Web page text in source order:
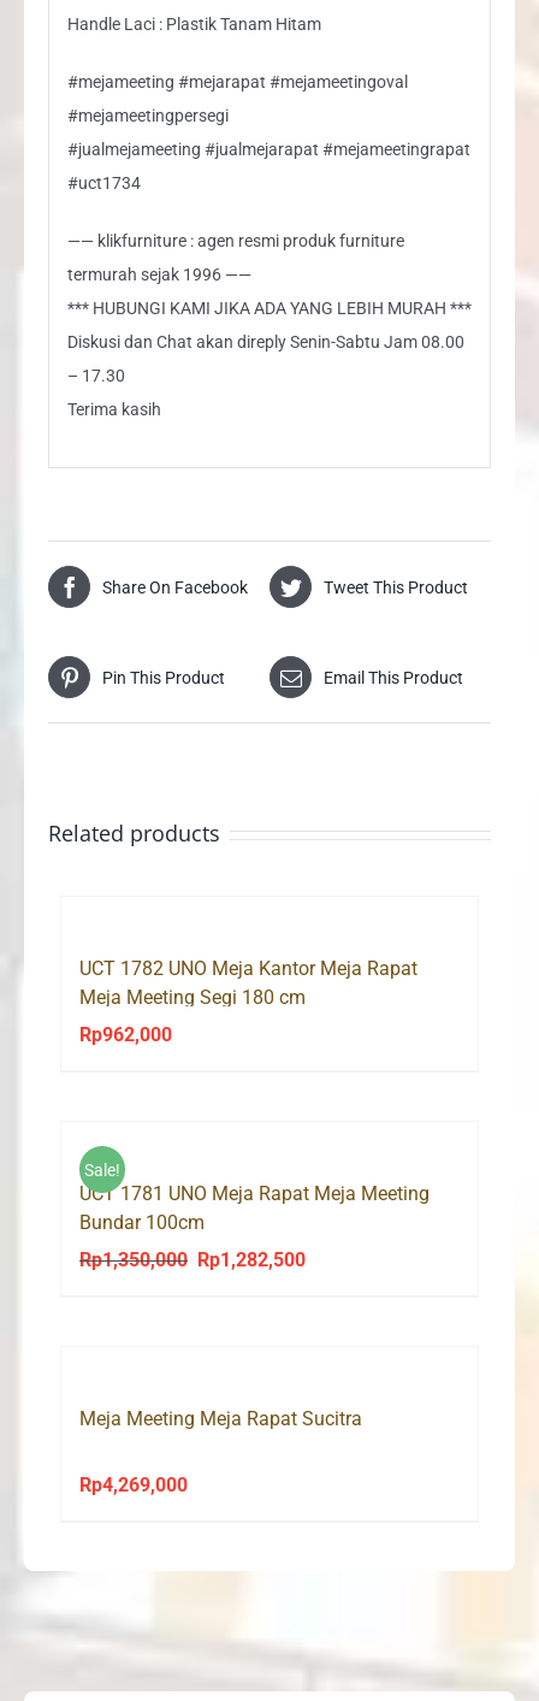
Handle Laci : Plastik Tanam Hitam
#mejameeting #mejarapat #mejameetingoval
#mejameetingpersegi
#jualmejameeting #jualmejarapat #mejameetingrapat
#uct1734
—— klikfurniture : agen resmi produk furniture
termurah sejak 1996 ——
*** HUBUNGI KAMI JIKA ADA YANG LEBIH MURAH ***
Diskusi dan Chat akan direply Senin-Sabtu Jam 08.00
– 17.30
Terima kasih
Share On Facebook Tweet This Product
Pin This Product Email This Product
Related products
UCT 1782 UNO Meja Kantor Meja Rapat
Meja Meeting Segi 180 cm
Rp962,000
Sale!
UCT 1781 UNO Meja Rapat Meja Meeting
Bundar 100cm
Rp1,350,000
Original
Rp1,282,500Current
Meja Meeting Meja Rapat Sucitra
Rp4,269,000